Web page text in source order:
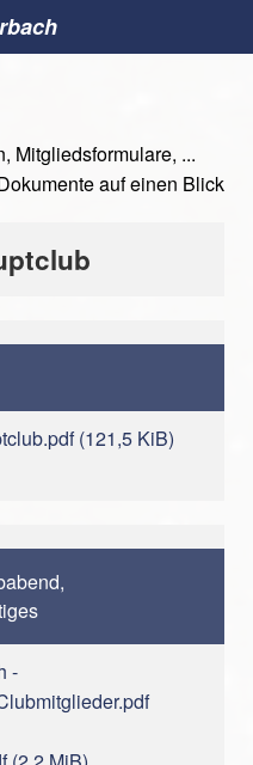
Mitgliedsformulare, ...
auf einen Blick
(121,5 KiB)
-